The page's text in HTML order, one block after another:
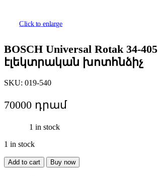
Click to enlarge
BOSCH Universal Rotak 34-405
էլեկտրական խոտհնձիչ
SKU: 019-540
70000
1 in stock
1 in stock
BOSCH
Universal
Add to cart Buy now